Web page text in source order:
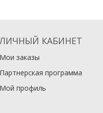
ЛИЧНЫЙ КАБИНЕТ
Мои заказы
Партнерская программа
Мой профиль